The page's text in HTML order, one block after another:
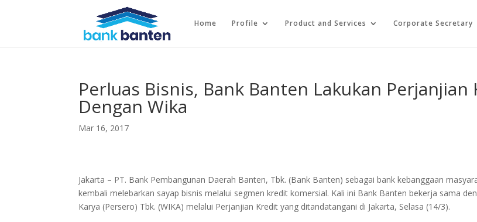
Home Profile Product and Services Corporate Secretary
Perluas Bisnis, Bank Banten Lakukan Perjanjian
Dengan Wika
Mar 16, 2017
Jakarta – PT. Bank Pembangunan Daerah Banten, Tbk. (Bank Banten) sebagai bank kebanggaan
kembali melebarkan sayap bisnis melalui segmen kredit komersial. Kali ini Bank Banten bekerja sama
Karya (Persero) Tbk. (WIKA) melalui Perjanjian Kredit yang ditandatangani di Jakarta, Selasa (14/3).